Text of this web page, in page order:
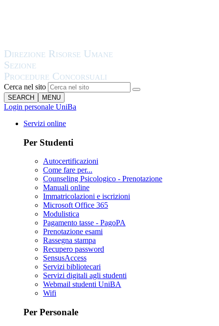
Cerca nel sito
SEARCH MENU
Login personale UniBa
Servizi online
Per Studenti
Autocertificazioni
Come fare per...
Counseling Psicologico - Prenotazione
Manuali online
Immatricolazioni e iscrizioni
Microsoft Office 365
Modulistica
Pagamento tasse - PagoPA
Prenotazione esami
Rassegna stampa
Recupero password
SensusAccess
Servizi bibliotecari
Servizi digitali agli studenti
Webmail studenti UniBA
Wifi
Per Personale